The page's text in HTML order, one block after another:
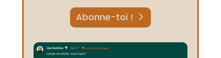
Abonne-toi !